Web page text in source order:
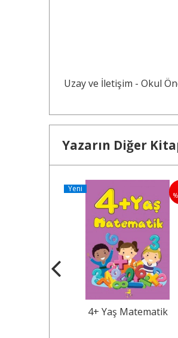
Uzay ve İletişim - Okul
Yazarın Diğer
%
Yeni
4+ Yaş Matematik